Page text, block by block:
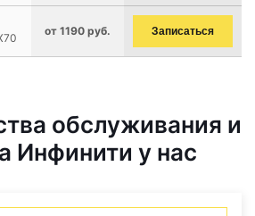
от 1190 руб. Записаться
обслуживания и
Инфинити у нас